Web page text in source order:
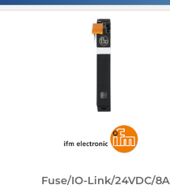
Fuse/IO-Link/24VDC/8A